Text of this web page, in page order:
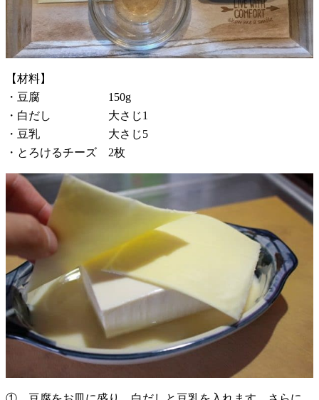
【材料】
・豆腐 150g
・白だし 大さじ1
・豆乳 大さじ5
・とろけるチーズ 2枚